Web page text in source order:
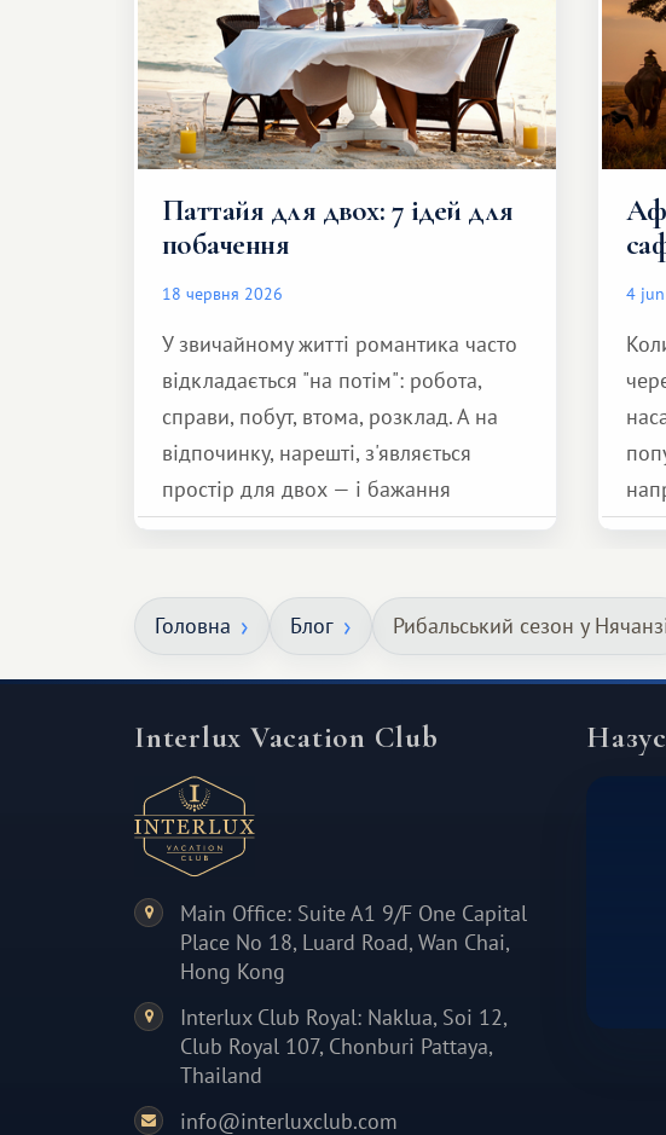
Паттайя для двох: 7 ідей для
побачення
18 червня 2026
У звичайному житті романтика часто
відкладається "на потім": робота,
справи, побут, втома, розклад. А на
відпочинку, нарешті, з'являється
простір для двох — і бажання
зробити для близької людини щось
але тепле і незабутнє :)
4
Головна Блог Рибальський сезон у
Interlux Vacation Club
Main Office: Suite A1 9/F One Capital
Place No 18, Luard Road, Wan Chai,
Hong Kong
Interlux Club Royal: Naklua, Soi 12,
Club Royal 107, Chonburi Pattaya,
Thailand
info@interluxclub.com